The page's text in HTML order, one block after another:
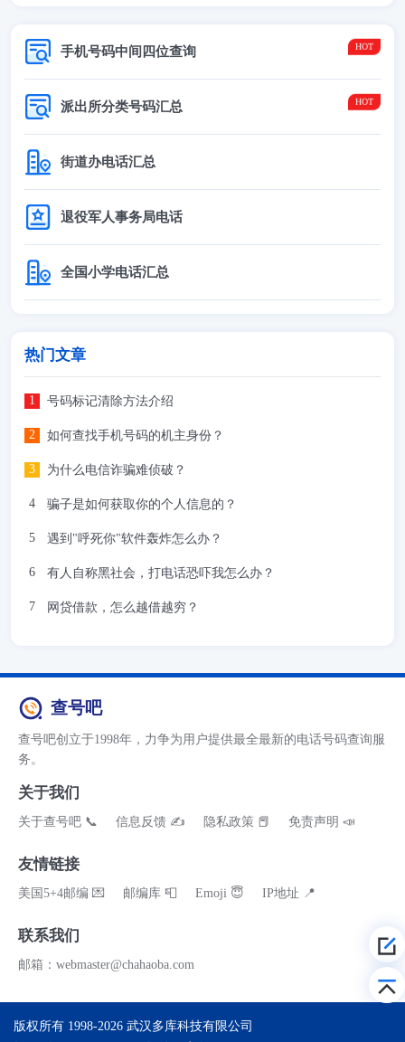
手机号码中间四位查询
派出所分类号码汇总
街道办电话汇总
退役军人事务局电话
全国小学电话汇总
热门文章
号码标记清除方法介绍
如何查找手机号码的机主身份？
为什么电信诈骗难侦破？
骗子是如何获取你的个人信息的？
遇到"呼死你"软件轰炸怎么办？
有人自称黑社会，打电话恐吓我怎么办？
网贷借款，怎么越借越穷？
查号吧
查号吧创立于1998年，力争为用户提供最全最新的电话号码查询服
务。
关于我们
关于查号吧 📞 信息反馈 ✍ 隐私政策 📕 免责声明 📣
友情链接
美国5+4邮编 💌 邮编库 📮 Emoji 😇 IP地址 📍
联系我们
邮箱：webmaster@chahaoba.com
版权所有 1998-2026 武汉多库科技有限公司